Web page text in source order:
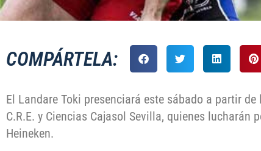
COMPÁRTELA:
El Landare Toki presenciará este sábado a partir
C.R.E. y Ciencias Cajasol Sevilla, quienes lucharán
Heineken.